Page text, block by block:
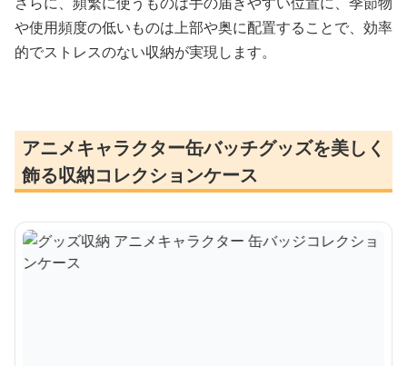
や使用頻度の低いものは上部や奥に配置することで、効率
的でストレスのない収納が実現します。
アニメキャラクター缶バッチグッズを美しく
飾る収納コレクションケース